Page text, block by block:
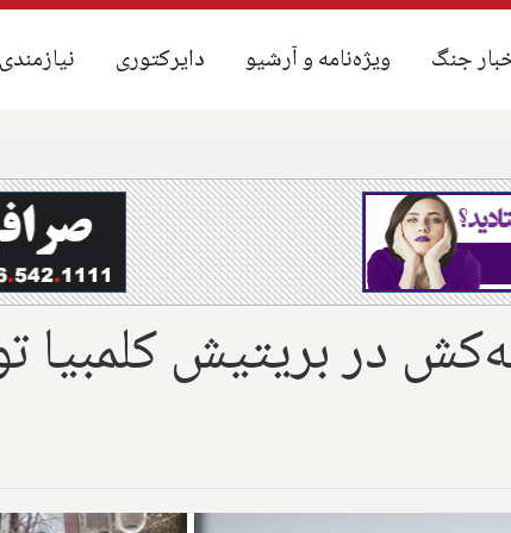
دایرکتوری ویژه‌نامه و آرشیو جنگ دایرکتوری ویژه‌نامه و آرشیو جنگ
در بریتیش